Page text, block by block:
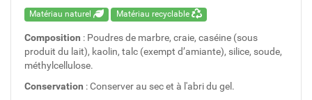
Matériau naturel Matériau recyclable
Composition : Poudres de marbre, craie, caséine (sous
produit du lait), kaolin, talc (exempt d’amiante), silice, soude,
méthylcellulose.
Conservation : Conserver au sec et à l'abri du gel.